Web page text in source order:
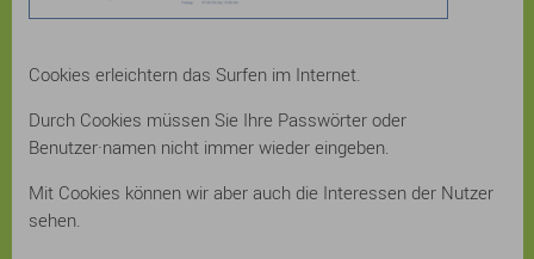
Cookies erleichtern das Surfen im Internet.
Durch Cookies müssen Sie Ihre Passwörter oder
Benutzer·namen nicht immer wieder eingeben.
Mit Cookies können wir aber auch die Interessen der Nutzer
sehen.